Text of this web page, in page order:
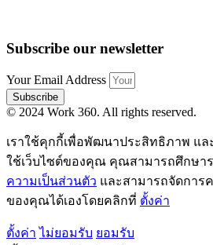
Subscribe our newsletter
Your Email Address
Subscribe
© 2024 Work 360. All rights reserved.
เราใช้คุกกี้เพื่อพัฒนาประสิทธิภาพ แ
ใช้เว็บไซต์ของคุณ คุณสามารถศึกษาร
ความเป็นส่วนตัว และสามารถจัดการ
ของคุณได้เองโดยคลิกที่ ตั้งค่า
ตั้งค่า ไม่ยอมรับ ยอมรับ